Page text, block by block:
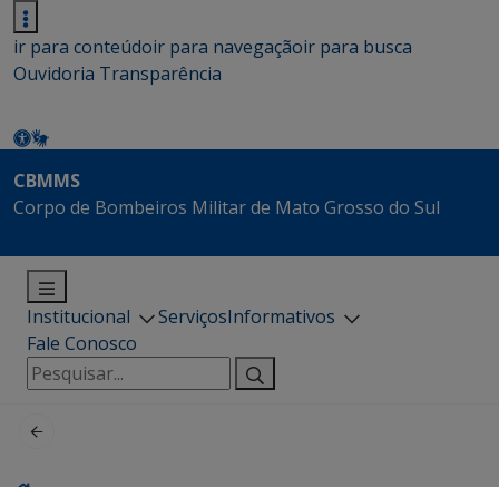
ir para conteúdoir para navegaçãoir para busca
Ouvidoria Transparência
CBMMS
Corpo de Bombeiros Militar de Mato Grosso do Sul
Institucional ServiçosInformativos
Fale Conosco
Pesquisar
por: